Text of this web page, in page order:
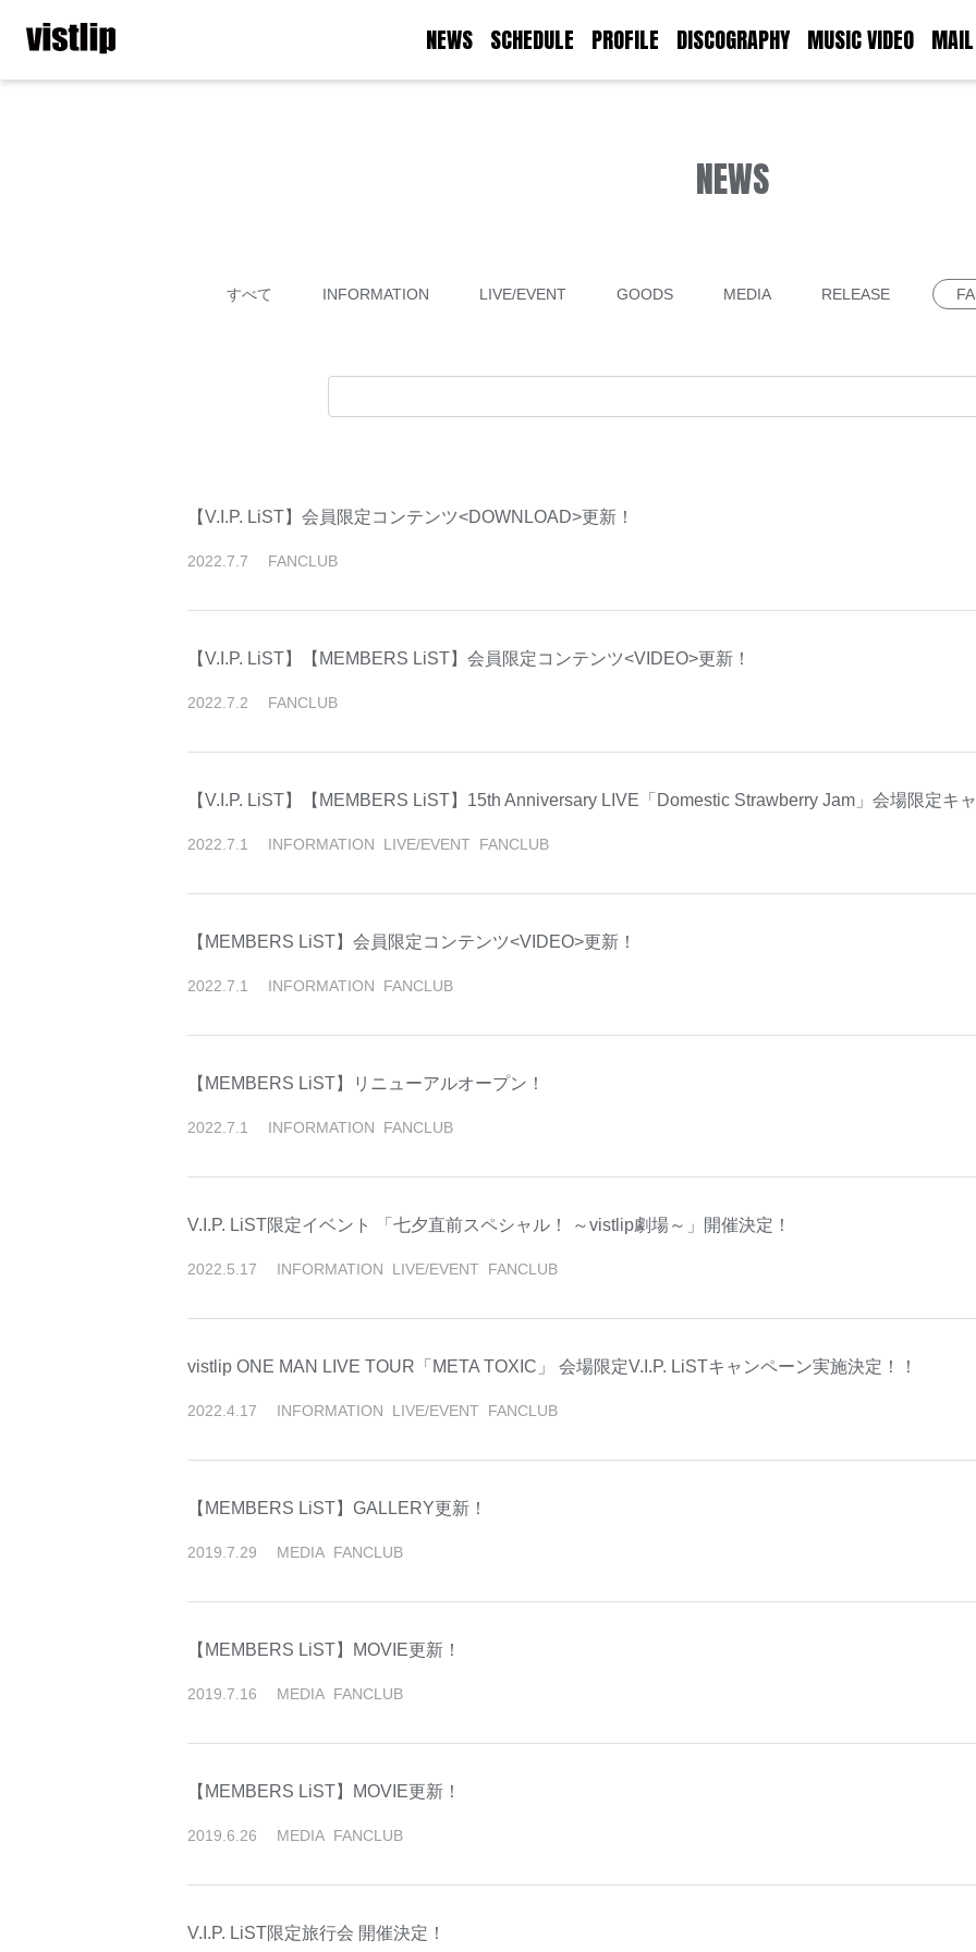
NEWS SCHEDULE PROFILE DISCOGRAPHY MUSIC VIDEO MAIL
NEWS
すべて INFORMATION LIVE/EVENT GOODS MEDIA RELEASE
【V.I.P. LiST】会員限定コンテンツ<DOWNLOAD>更新！
2022 7 7 FANCLUB
【V.I.P. LiST】【MEMBERS LiST】会員限定コンテンツ<VIDEO>更新！
2022 7 2 FANCLUB
【V.I.P. LiST】【MEMBERS LiST】15th Anniversary LIVE「Domestic Strawberry Jam」会場限定キ
2022 7 1 INFORMATION LIVE/EVENT FANCLUB
【MEMBERS LiST】会員限定コンテンツ<VIDEO>更新！
2022 7 1 INFORMATION FANCLUB
【MEMBERS LiST】リニューアルオープン！
2022 7 1 INFORMATION FANCLUB
V.I.P. LiST限定イベント 「七夕直前スペシャル！ ～vistlip劇場～」開催決定！
2022 5 17 INFORMATION LIVE/EVENT FANCLUB
vistlip ONE MAN LIVE TOUR「META TOXIC」 会場限定V.I.P. LiSTキャンペーン実施決定！！
2022 4 17 INFORMATION LIVE/EVENT FANCLUB
【MEMBERS LiST】GALLERY更新！
2019 7 29 MEDIA FANCLUB
【MEMBERS LiST】MOVIE更新！
2019 7 16 MEDIA FANCLUB
【MEMBERS LiST】MOVIE更新！
2019 6 26 MEDIA FANCLUB
V.I.P. LiST限定旅行会 開催決定！